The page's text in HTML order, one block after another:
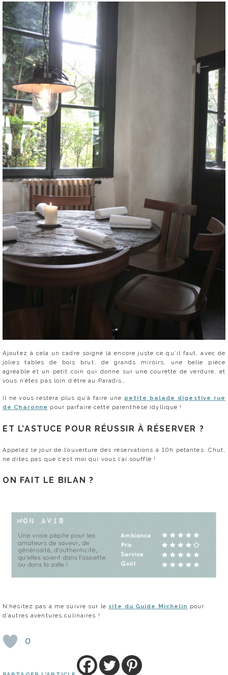
Ajoutez à cela un cadre soigné là encore juste ce qu’il faut, avec de
jolies tables de bois brut, de grands miroirs, une belle pièce
agréable et un petit coin qui donne sur une courette de verdure, et
vous n’êtes pas loin d’être au Paradis…
Il ne vous restera plus qu’à faire une petite balade digestive rue
de Charonne pour parfaire cette parenthèse idyllique !
ET L’ASTUCE POUR RÉUSSIR À RÉSERVER ?
Appelez le jour de l’ouverture des réservations à 10h pétantes. Chut,
ne dites pas que c’est moi qui vous l’ai soufflé !
ON FAIT LE BILAN ?
N’hésitez pas à me suivre sur le site du Guide Michelin pour
d’autres aventures culinaires !
0